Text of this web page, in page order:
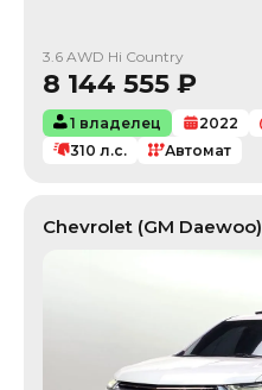
3.6 AWD Hi Country
8 144 555 ₽
1 владелец 2022
310 л.с. Автомат
Chevrolet (GM Daewoo)